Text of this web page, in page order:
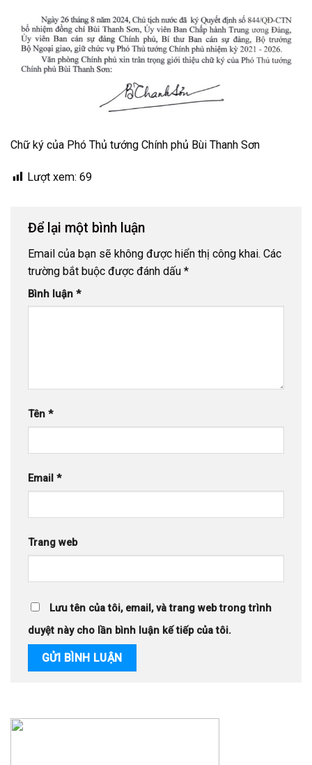
Chữ ký của Phó Thủ tướng Chính phủ Bùi Thanh Sơn
Lượt xem: 69
Để lại một bình luận
Email của bạn sẽ không được hiển thị công khai. Các
trường bắt buộc được đánh dấu *
Bình luận *
Tên *
Email *
Trang web
Lưu tên của tôi, email, và trang web trong trình
duyệt này cho lần bình luận kế tiếp của tôi.